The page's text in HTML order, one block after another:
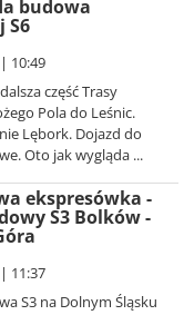
budowa
S6
10:49
część Trasy
Pola do Leśnic.
Lębork. Dojazd do
Oto jak wygląda ...
ekspresówka -
S3 Bolków -
11:37
S3 na Dolnym Śląsku